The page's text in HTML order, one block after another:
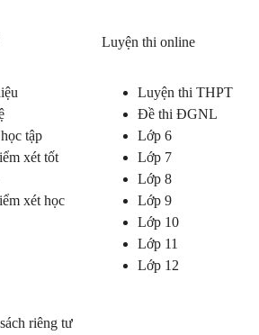
tập
xét tốt
xét học
riêng tư
Luyện thi online
Luyện thi THPT
Đề thi ĐGNL
Lớp 6
Lớp 7
Lớp 8
Lớp 9
Lớp 10
Lớp 11
Lớp 12